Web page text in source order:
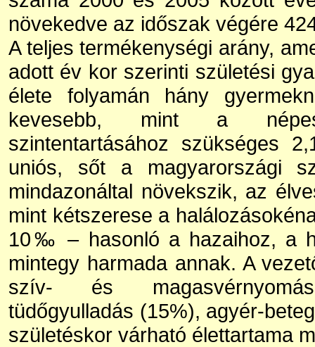
növekedve az időszak végére
A teljes termékenységi arány,
adott év kor szerinti születési
élete folyamán hány
kevesebb, mint a
szintentartásához szükséges
uniós, sőt a magyarországi
mindazonáltal növekszik, az
mint kétszerese a
10‰ – hasonló a hazaihoz, a
mintegy harmada annak. A
szív- és
tüdőgyulladás (15%), agyér-
születéskor várható élettartama